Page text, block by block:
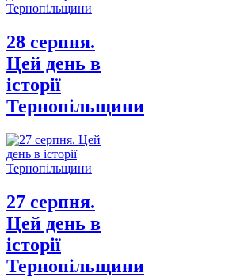
28 серпня.
Цей день в
історії
Тернопільщини
27 серпня.
Цей день в
історії
Тернопільщини